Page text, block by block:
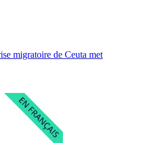
migratoire de Ceuta met